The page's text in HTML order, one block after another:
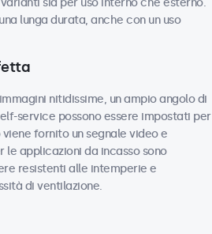
sia per uso interno che esterno.
lunga durata, anche con un uso
nitidissime, un ampio angolo di
service possono essere impostati per
fornito un segnale video e
le applicazioni da incasso sono
resistenti alle intemperie e
di ventilazione.